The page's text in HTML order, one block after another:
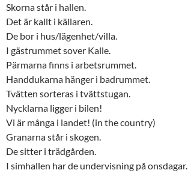
Skorna står i hallen.
Det är kallt i källaren.
De bor i hus/lägenhet/villa.
I gästrummet sover Kalle.
Pärmarna finns i arbetsrummet.
Handdukarna hänger i badrummet.
Tvätten sorteras i tvättstugan.
Nycklarna ligger i bilen!
Vi är många i landet! (in the country)
Granarna står i skogen.
De sitter i trädgården.
I simhallen har de undervisning på onsdagar.